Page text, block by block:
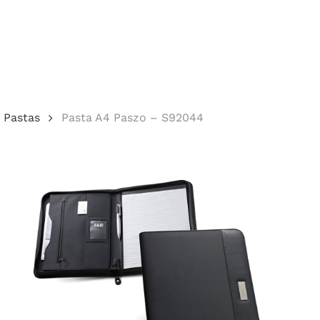
Pastas Pasta A4 Paszo – S92044